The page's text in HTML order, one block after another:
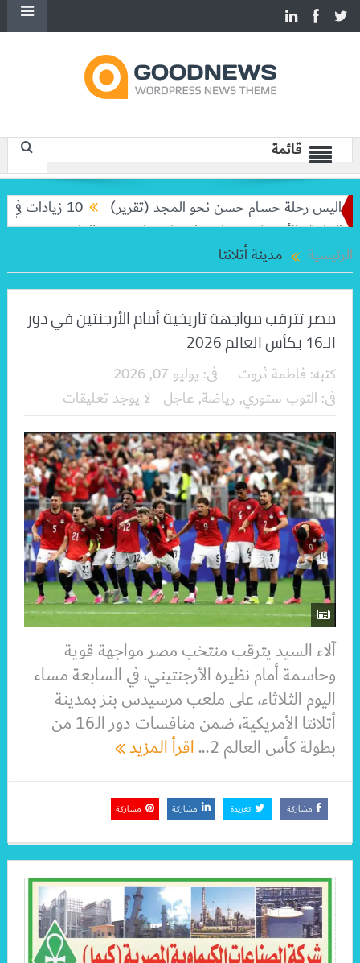
قائمة
رحلة حسام حسن نحو المجد (تقرير)
10 زيادات في 10 سنوات.. هل حان الوقت لرفع دعم البنزين نهائيا؟
والأزهرية.. وحفاوة واسعة بغراب وعبد الدايم
وزير
الرئيسية
مدينة أتلانتا
مصر تترقب مواجهة تاريخية أمام الأرجنتين في دور
الـ16 بكأس العالم 2026
كتبه: فاطمة ثروت فى: يوليو 07, 2026
فى: التوب ستوري, رياضة, عاجل لا يوجد تعليقات
آلاء السيد يترقب منتخب مصر مواجهة قوية
وحاسمة أمام نظيره الأرجنتيني، في السابعة مساء
اليوم الثلاثاء، على ملعب مرسيدس بنز بمدينة
أتلانتا الأمريكية، ضمن منافسات دور الـ16 من
بطولة كأس العالم 2...
اقرأ المزيد
مشاركة تغريدة مشاركة مشاركة